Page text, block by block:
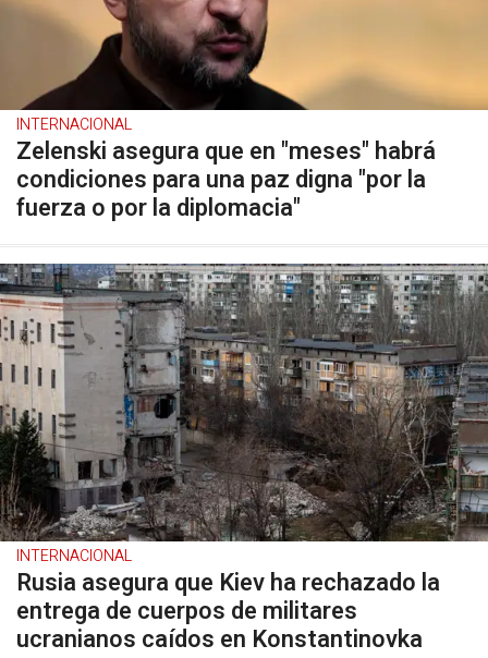
INTERNACIONAL
Zelenski asegura que en "meses" habrá
condiciones para una paz digna "por la
fuerza o por la diplomacia"
INTERNACIONAL
Rusia asegura que Kiev ha rechazado la
entrega de cuerpos de militares
ucranianos caídos en Konstantinovka